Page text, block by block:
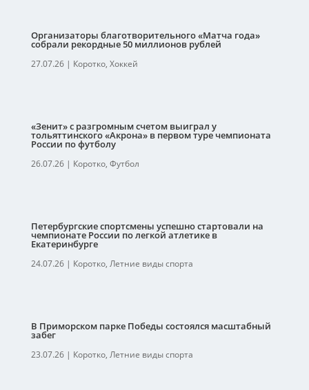
Организаторы благотворительного «Матча года»
собрали рекордные 50 миллионов рублей
27.07.26| Коротко, Хоккей
«Зенит» с разгромным счетом выиграл у
тольяттинского «Акрона» в первом туре чемпионата
России по футболу
26.07.26| Коротко, Футбол
Петербургские спортсмены успешно стартовали на
чемпионате России по легкой атлетике в
Екатеринбурге
24.07.26| Коротко, Летние виды спорта
В Приморском парке Победы состоялся масштабный
забег
23.07.26| Коротко, Летние виды спорта